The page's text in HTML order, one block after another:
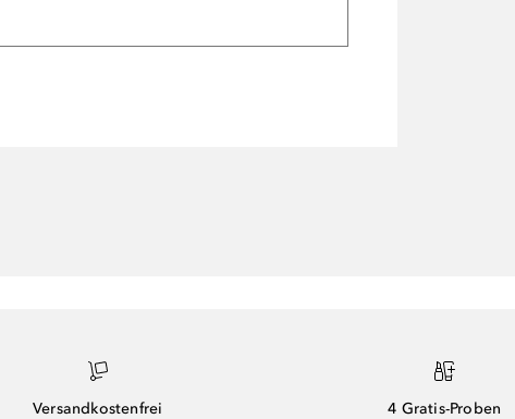
Versandkostenfrei
4 Gratis-Proben